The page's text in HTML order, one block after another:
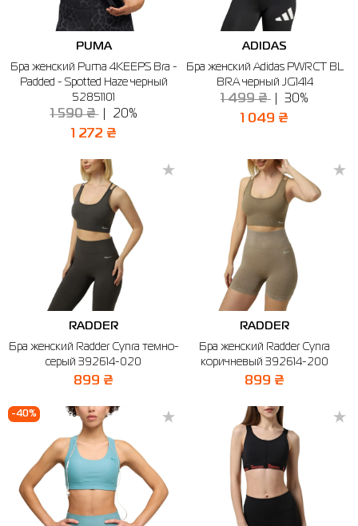
PUMA
Бра женский Puma 4KEEPS Bra -
Padded - Spotted Haze черный
52851101
1 590 ₴ 20%
1 272 ₴
ADIDAS
Бра женский Adidas PWRCT BL
BRA черный JG1414
1 499 ₴ 30%
1 049 ₴
RADDER
Бра женский Radder Cynra темно-
серый 392614-020
899 ₴
RADDER
Бра женский Radder Cynra
коричневый 392614-200
899 ₴
-40%